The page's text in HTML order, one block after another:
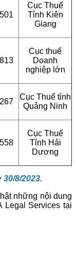
Cục Thuế
Tỉnh Kiên
Giang
Cục thuế
Doanh
nghiệp lớn
Cục Thuế tỉnh
Quảng Ninh
Cục Thuế
Tỉnh Hải
Dương
8/2023.
những nội dung
Legal Services tại